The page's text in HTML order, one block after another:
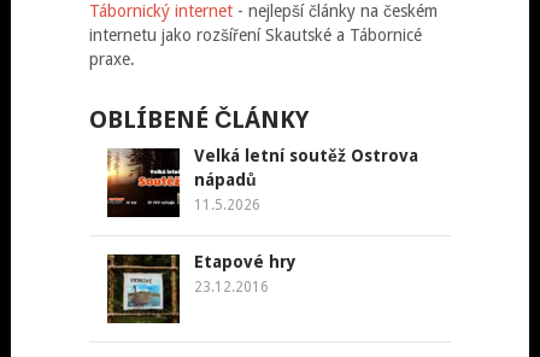
Tábornický internet- nejlepší články na českém
internetu jako rozšíření Skautské a Tábornicé
praxe.
OBLÍBENÉ ČLÁNKY
Velká letní soutěž Ostrova
nápadů
11.5.2026
Etapové hry
23.12.2016